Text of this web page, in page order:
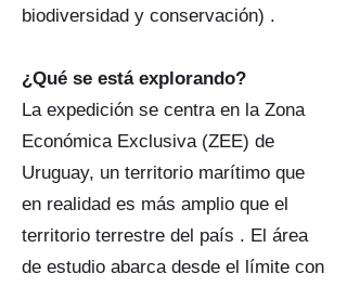
biodiversidad y conservación) .
¿Qué se está explorando?
La expedición se centra en la Zona
Económica Exclusiva (ZEE) de
Uruguay, un territorio marítimo que
en realidad es más amplio que el
territorio terrestre del país . El área
de estudio abarca desde el límite con